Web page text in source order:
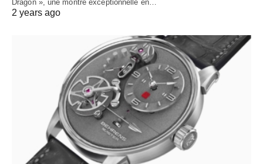
Dragon », une montre exceptionnelle en…
2 years ago